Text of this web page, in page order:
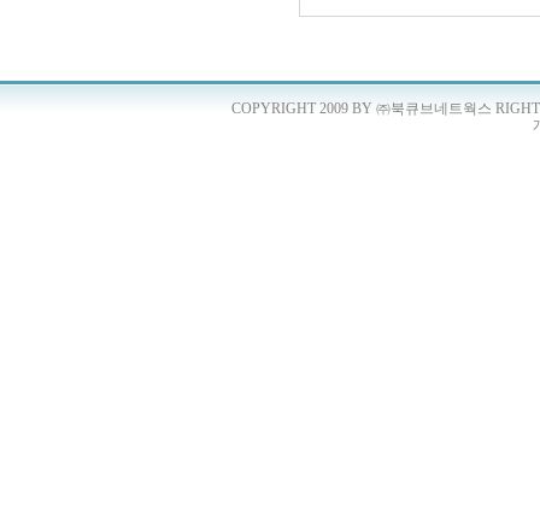
자신의
미루지
COPYRIGHT 2009 BY ㈜북큐브네트웍스